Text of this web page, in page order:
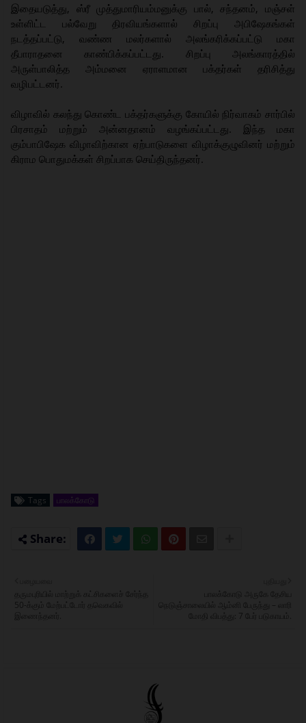
இதையடுத்து, ஸ்ரீ முத்துமாரியம்மனுக்கு பால், சந்தனம், மஞ்சள்
உள்ளிட்ட பல்வேறு திரவியங்களால் சிறப்பு அபிஷேகங்கள்
நடத்தப்பட்டு, வண்ண மலர்களால் அலங்கரிக்கப்பட்டு மகா
தீபாராதனை காண்பிக்கப்பட்டது. சிறப்பு அலங்காரத்தில்
அருள்பாலித்த அம்மனை ஏராளமான பக்தர்கள் தரிசித்து
வழிபட்டனர்.
விழாவில் கலந்து கொண்ட பக்தர்களுக்கு கோயில் நிர்வாகம் சார்பில்
பிரசாதம் மற்றும் அன்னதானம் வழங்கப்பட்டது. இந்த மகா
கும்பாபிஷேக விழாவிற்கான ஏற்பாடுகளை விழாக்குழுவினர் மற்றும்
கிராம பொதுமக்கள் சிறப்பாக செய்திருந்தனர்.
Tags பாலக்கோடு
பாலக்கோடு அருகே தேசிய
நெடுஞ்சாலையில் ஆம்னி பேருந்து – லாரி
மோதி விபத்து: 7 பேர் படுகாயம்.
தருமபுரியில் மாற்றுக் கட்சிகளைச் சேர்ந்த
50-க்கும் மேற்பட்டோர் தவெகவில்
இணைந்தனர்.